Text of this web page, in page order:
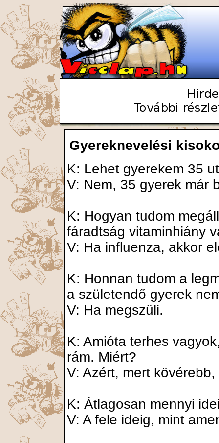
Gyereknevelési
K: Lehet gyerekem 35
V: Nem, 35 gyerek már
K: Hogyan tudom
fáradtság vitaminhiány
V: Ha influenza, akkor
K: Honnan tudom a
a születendő gyerek
V: Ha megszüli.
K: Amióta terhes
rám. Miért?
V: Azért, mert
K: Átlagosan mennyi
V: A fele ideig, mint